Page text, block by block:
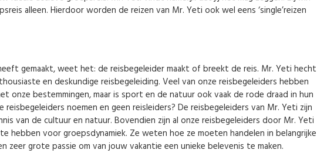
alleen. Hierdoor worden de reizen van Mr. Yeti ook wel eens ‘single’reizen
gemaakt, weet het: de reisbegeleider maakt of breekt de reis. Mr. Yeti hecht
en deskundige reisbegeleiding. Veel van onze reisbegeleiders hebben
onze bestemmingen, maar is sport en de natuur ook vaak de rode draad in hun
reisbegeleiders noemen en geen reisleiders? De reisbegeleiders van Mr. Yeti zijn
van de cultuur en natuur. Bovendien zijn al onze reisbegeleiders door Mr. Yeti
hebben voor groepsdynamiek. Ze weten hoe ze moeten handelen in belangrijke
zeer grote passie om van jouw vakantie een unieke belevenis te maken.